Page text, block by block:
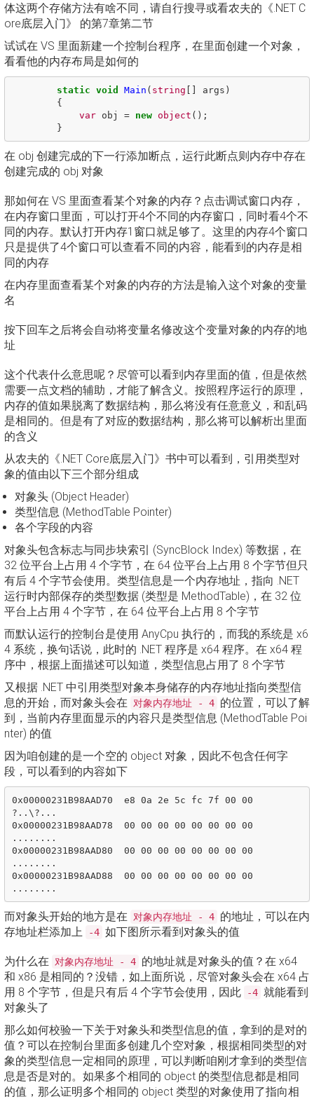
体这两个存储方法有啥不同，请自行搜寻或看农夫的《.NET C
ore底层入门》 的第7章第二节
试试在 VS 里面新建一个控制台程序，在里面创建一个对象，
看看他的内存布局是如何的
static void Main ( string [] args )
{
var
obj = new object ();
}
在 obj 创建完成的下一行添加断点，运行此断点则内存中存在
创建完成的 obj 对象
那如何在 VS 里面查看某个对象的内存？点击调试窗口内存，
在内存窗口里面，可以打开4个不同的内存窗口，同时看4个不
同的内存。默认打开内存1窗口就足够了。这里的内存4个窗口
只是提供了4个窗口可以查看不同的内容，能看到的内存是相
同的内存
在内存里面查看某个对象的内存的方法是输入这个对象的变量
名
按下回车之后将会自动将变量名修改这个变量对象的内存的地
址
这个代表什么意思呢？尽管可以看到内存里面的值，但是依然
需要一点文档的辅助，才能了解含义。按照程序运行的原理，
内存的值如果脱离了数据结构，那么将没有任意意义，和乱码
是相同的。但是有了对应的数据结构，那么将可以解析出里面
的含义
从农夫的《.NET Core底层入门》书中可以看到，引用类型对
象的值由以下三个部分组成
对象头 (Object Header)
类型信息 (MethodTable Pointer)
各个字段的内容
对象头包含标志与同步块索引 (SyncBlock Index) 等数据，在
32 位平台上占用 4 个字节，在 64 位平台上占用 8 个字节但只
有后 4 个字节会使用。类型信息是一个内存地址，指向 .NET
运行时内部保存的类型数据 (类型是 MethodTable)，在 32 位
平台上占用 4 个字节，在 64 位平台上占用 8 个字节
而默认运行的控制台是使用 AnyCpu 执行的，而我的系统是 x6
4 系统，换句话说，此时的 .NET 程序是 x64 程序。在 x64 程
序中，根据上面描述可以知道，类型信息占用了 8 个字节
又根据 .NET 中引用类型对象本身储存的内存地址指向类型信
息的开始，而对象头会在
对象内存地址 - 4 的位置，可以了解
到，当前内存里面显示的内容只是类型信息 (MethodTable Poi
nter) 的值
因为咱创建的是一个空的 object 对象，因此不包含任何字
段，可以看到的内容如下
0x00000231B98AAD70  e8 0a 2e 5c fc 7f 00 00
?..\?...
0x00000231B98AAD78  00 00 00 00 00 00 00 00
........
0x00000231B98AAD80  00 00 00 00 00 00 00 00
........
0x00000231B98AAD88  00 00 00 00 00 00 00 00
而对象头开始的地方是在 对象内存地址 - 4 的地址，可以在内
存地址栏添加上
-4 如下图所示看到对象头的值
为什么在 对象内存地址 - 4 的地址就是对象头的值？在 x64
和 x86 是相同的？没错，如上面所说，尽管对象头会在 x64 占
用 8 个字节，但是只有后 4 个字节会使用，因此
-4 就能看到
对象头了
那么如何校验一下关于对象头和类型信息的值，拿到的是对的
值？可以在控制台里面多创建几个空对象，根据相同类型的对
象的类型信息一定相同的原理，可以判断咱刚才拿到的类型信
息是否是对的。如果多个相同的 object 的类型信息都是相同
的值，那么证明多个相同的 object 类型的对象使用了指向相